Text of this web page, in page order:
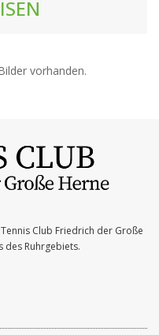
vorhanden.
Club Friedrich der Große
des Ruhrgebiets.